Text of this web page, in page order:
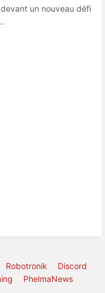
un nouveau défi
Robotronik
Discord
PhelmaNews